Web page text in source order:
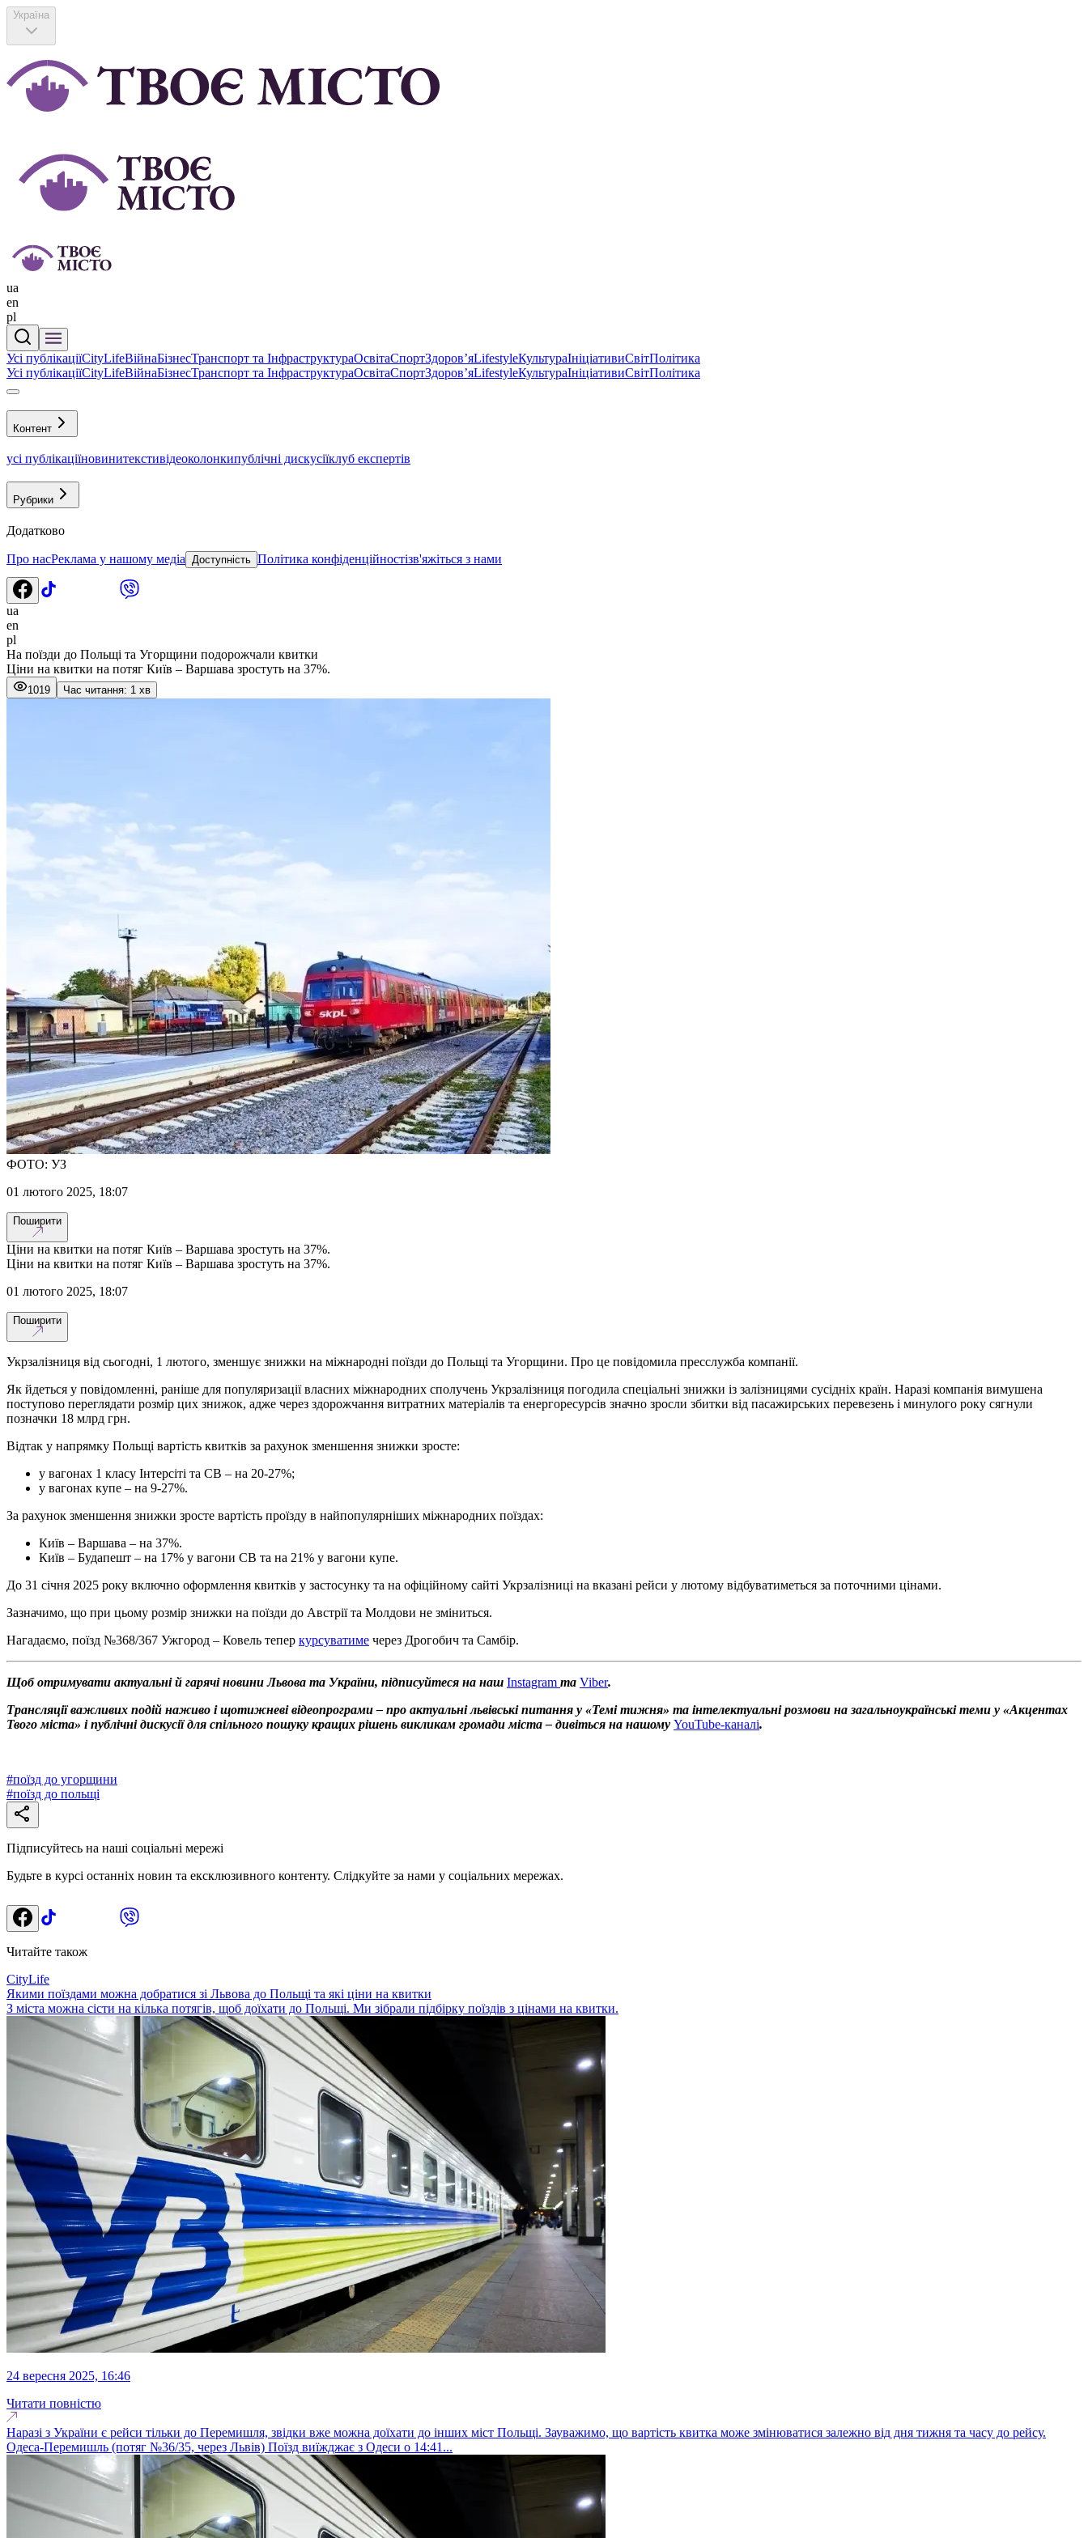
Україна
ua
en
pl
Усі публікаціїCityLifeВійнаБізнесТранспорт та ІнфраструктураОсвітаСпортЗдоровʼяLifestyleКультураІніціативиСвітПолітика
Усі публікаціїCityLifeВійнаБізнесТранспорт та ІнфраструктураОсвітаСпортЗдоровʼяLifestyleКультураІніціативиСвітПолітика
Контент
усі публікаціїновинитекстивідеоколонкипублічні дискусіїклуб експертів
Рубрики
Додатково
Про насРеклама у нашому медіа Доступність Політика конфіденційностізв'яжіться з нами
ua
en
pl
На поїзди до Польщі та Угорщини подорожчали квитки
Ціни на квитки на потяг Київ – Варшава зростуть на 37%.
1019 Час читання: 1 хв
ФОТО: УЗ
01 лютого 2025, 18:07
Поширити
Ціни на квитки на потяг Київ – Варшава зростуть на 37%.
Ціни на квитки на потяг Київ – Варшава зростуть на 37%.
01 лютого 2025, 18:07
Поширити
Укрзалізниця від сьогодні, 1 лютого, зменшує знижки на міжнародні поїзди до Польщі та Угорщини. Про це повідомила пресслужба компанії.
Як йдеться у повідомленні, раніше для популяризації власних міжнародних сполучень Укрзалізниця погодила спеціальні знижки із залізницями сусідніх країн. Наразі компанія вимушена
поступово переглядати розмір цих знижок, адже через здорожчання витратних матеріалів та енергоресурсів значно зросли збитки від пасажирських перевезень і минулого року сягнули
позначки 18 млрд грн.
Відтак у напрямку Польщі вартість квитків за рахунок зменшення знижки зросте:
у вагонах 1 класу Інтерсіті та СВ – на 20-27%;
у вагонах купе – на 9-27%.
За рахунок зменшення знижки зросте вартість проїзду в найпопулярніших міжнародних поїздах:
Київ – Варшава – на 37%.
Київ – Будапешт – на 17% у вагони СВ та на 21% у вагони купе.
До 31 січня 2025 року включно оформлення квитків у застосунку та на офіційному сайті Укрзалізниці на вказані рейси у лютому відбуватиметься за поточними цінами.
Зазначимо, що при цьому розмір знижки на поїзди до Австрії та Молдови не зміниться.
Нагадаємо, поїзд №368/367 Ужгород – Ковель тепер курсуватиме через Дрогобич та Самбір.
Щоб отримувати актуальні й гарячі новини Львова та України, підписуйтеся на наш Instagram та Viber.
Трансляції важливих подій наживо і щотижневі відеопрограми – про актуальні львівські питання у «Темі тижня» та інтелектуальні розмови на загальноукраїнські теми у «Акцентах
Твого міста» і публічні дискусії для спільного пошуку кращих рішень викликам громади міста – дивіться на нашому YouTube-каналі.
#поїзд до угорщини
#поїзд до польщі
Підписуйтесь на наші соціальні мережі
Будьте в курсі останніх новин та ексклюзивного контенту. Слідкуйте за нами у соціальних мережах.
Читайте також
CityLife
Якими поїздами можна добратися зі Львова до Польщі та які ціни на квитки
З міста можна сісти на кілька потягів, щоб доїхати до Польщі. Ми зібрали підбірку поїздів з цінами на квитки.
24 вересня 2025, 16:46
Читати повністю
Наразі з України є рейси тільки до Перемишля, звідки вже можна доїхати до інших міст Польщі. Зауважимо, що вартість квитка може змінюватися залежно від дня тижня та часу до рейсу.
Одеса-Перемишль (потяг №36/35, через Львів) Поїзд виїжджає з Одеси о 14:41...